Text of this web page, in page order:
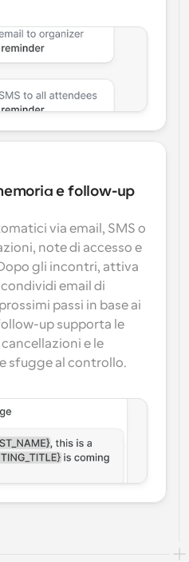
e follow-up
via email, SMS o
note di accesso e
gli incontri, attiva
email di
passi in base ai
up supporta le
e le
sfugge al controllo.